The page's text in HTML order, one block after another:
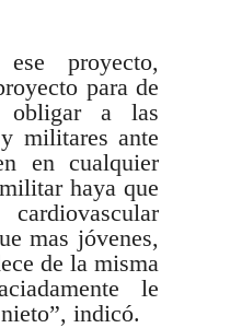
proyecto,
para de
obligar a las
militares ante
en cualquier
haya que
mas jóvenes,
de la misma
le
indicó.